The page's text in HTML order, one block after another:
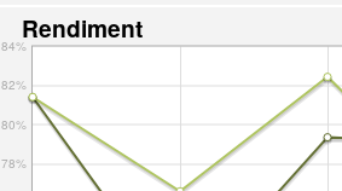
Rendiment
78%
80%
82%
84%